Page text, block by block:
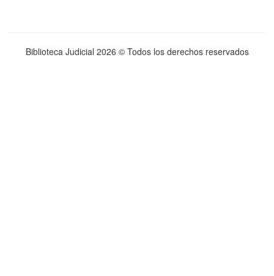
Biblioteca Judicial 2026 © Todos los derechos reservados